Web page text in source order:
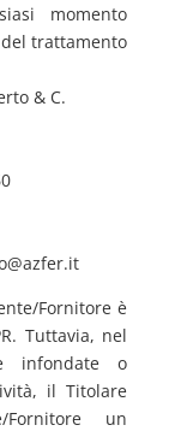
momento
trattamento
& C.
Fornitore è
Tuttavia, nel
infondate o
il Titolare
un